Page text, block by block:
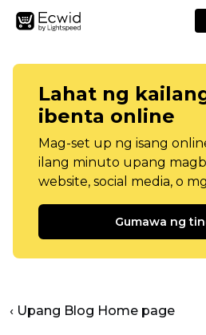
Lahat ng
ibenta online
Mag-set up ng isang
ilang minuto upang
website, social media, o
Gumawa ng
‹ Upang Blog Home page